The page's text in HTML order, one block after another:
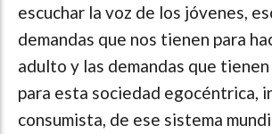
escuchar la voz de los jóvenes,
demandas que nos tienen para
adulto y las demandas que
para esta sociedad egocéntrica,
consumista, de ese sistema